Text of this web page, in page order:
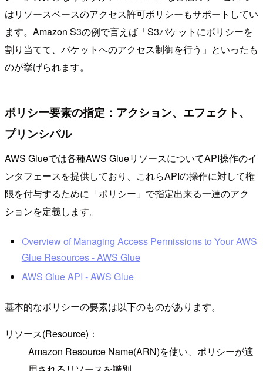
はリソースベースのアクセス許可ポリシーもサポートしてい
ます。Amazon S3の例で言えば「S3バケットにポリシーを
割り当てて、バケットへのアクセス制御を行う」といったも
のが挙げられます。
ポリシー要素の指定：アクション、エフェクト、
プリンシパル
AWS Glueでは各種AWS GlueリソースについてAPI操作のイ
ンタフェースを提供しており、これらAPIの操作に対して権
限を付与するために「ポリシー」で指定出来る一連のアク
ションを定義します。
Overview of Managing Access Permissions to Your AWS
Glue Resources - AWS Glue
AWS Glue API - AWS Glue
基本的なポリシーの要素は以下のものがあります。
リソース(Resource)：
Amazon Resource Name(ARN)を使い、ポリシーが適